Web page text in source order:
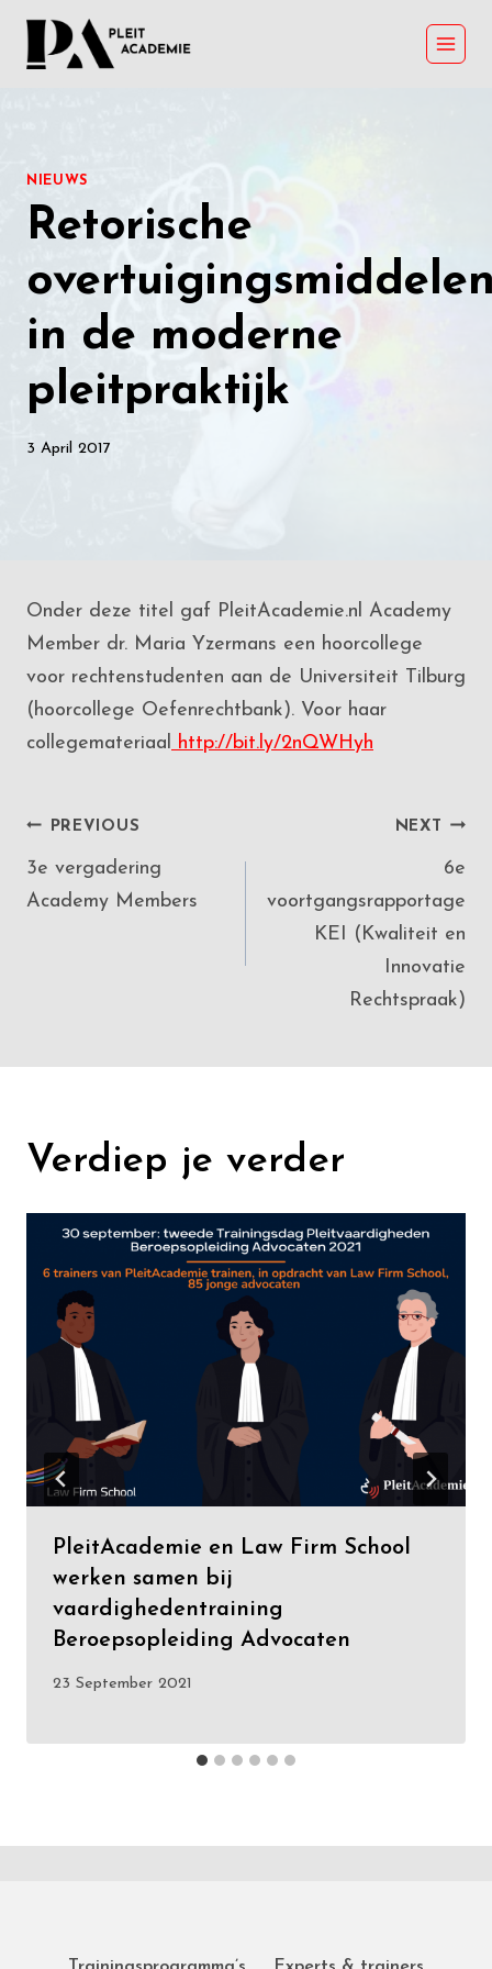
Skip
NIEUWS
Retorische
in de moderne
pleitpraktijk
3 April 2017
Onder deze titel gaf PleitAcademie.nl Academy
Member dr. Maria Yzermans een hoorcollege
voor rechtenstudenten aan de Universiteit Tilburg
(hoorcollege Oefenrechtbank). Voor haar
collegemateriaal http://bit.ly/2nQWHyh
Post
navigation
PREVIOUS
3e vergadering
Academy Members
NEXT
6e
voortgangsrapportage
KEI (Kwaliteit en
Innovatie
Rechtspraak)
Verdiep je verder
PleitAcademie en Law Firm School
werken samen bij
vaardighedentraining
Beroepsopleiding Advocaten
23 September 2021